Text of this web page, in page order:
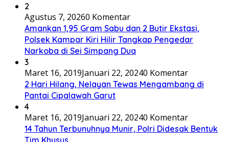
2
Agustus 7, 20260 Komentar
Amankan 1,95 Gram Sabu dan 2 Butir Ekstasi,
Polsek Kampar Kiri Hilir Tangkap Pengedar
Narkoba di Sei Simpang Dua
3
Maret 16, 2019Januari 22, 20240 Komentar
2 Hari Hilang, Nelayan Tewas Mengambang di
Pantai Cipalawah Garut
4
Maret 16, 2019Januari 22, 20240 Komentar
14 Tahun Terbunuhnya Munir, Polri Didesak Bentuk
Tim Khusus